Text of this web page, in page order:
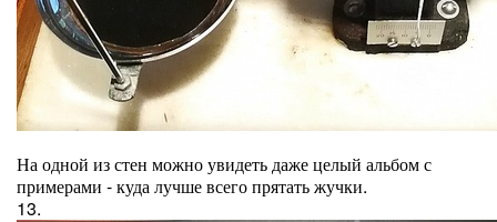
На одной из стен можно увидеть даже целый альбом с
примерами - куда лучше всего прятать жучки.
13.